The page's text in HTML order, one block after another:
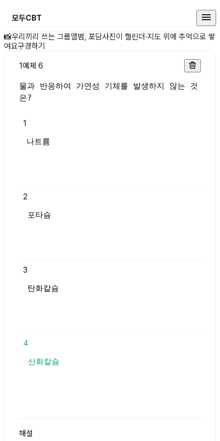
모두CBT
물과 반응하여 가연성 기체를 발생
📸우리끼리 쓰는 그룹앨범, 포담사진이 캘린더·지도 위에 추억으로 쌓
여요구경하기
1예제 6
물과 반응하여 가연성 기체를 발생하지 않는 것
은?
1
나트륨
2
포타슘
3
탄화칼슘
4
산화칼슘
해설